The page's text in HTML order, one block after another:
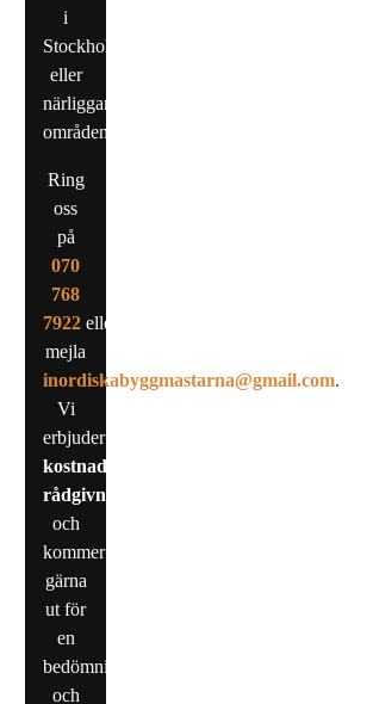
i
Stockholm
eller
närliggande
områden?
Ring
oss
på
070
768
7922 eller
mejla
inordiskabyggmastarna@gmail.com.
Vi
erbjuder
kostnadsfri
rådgivning
och
kommer
gärna
ut för
en
bedömning
och